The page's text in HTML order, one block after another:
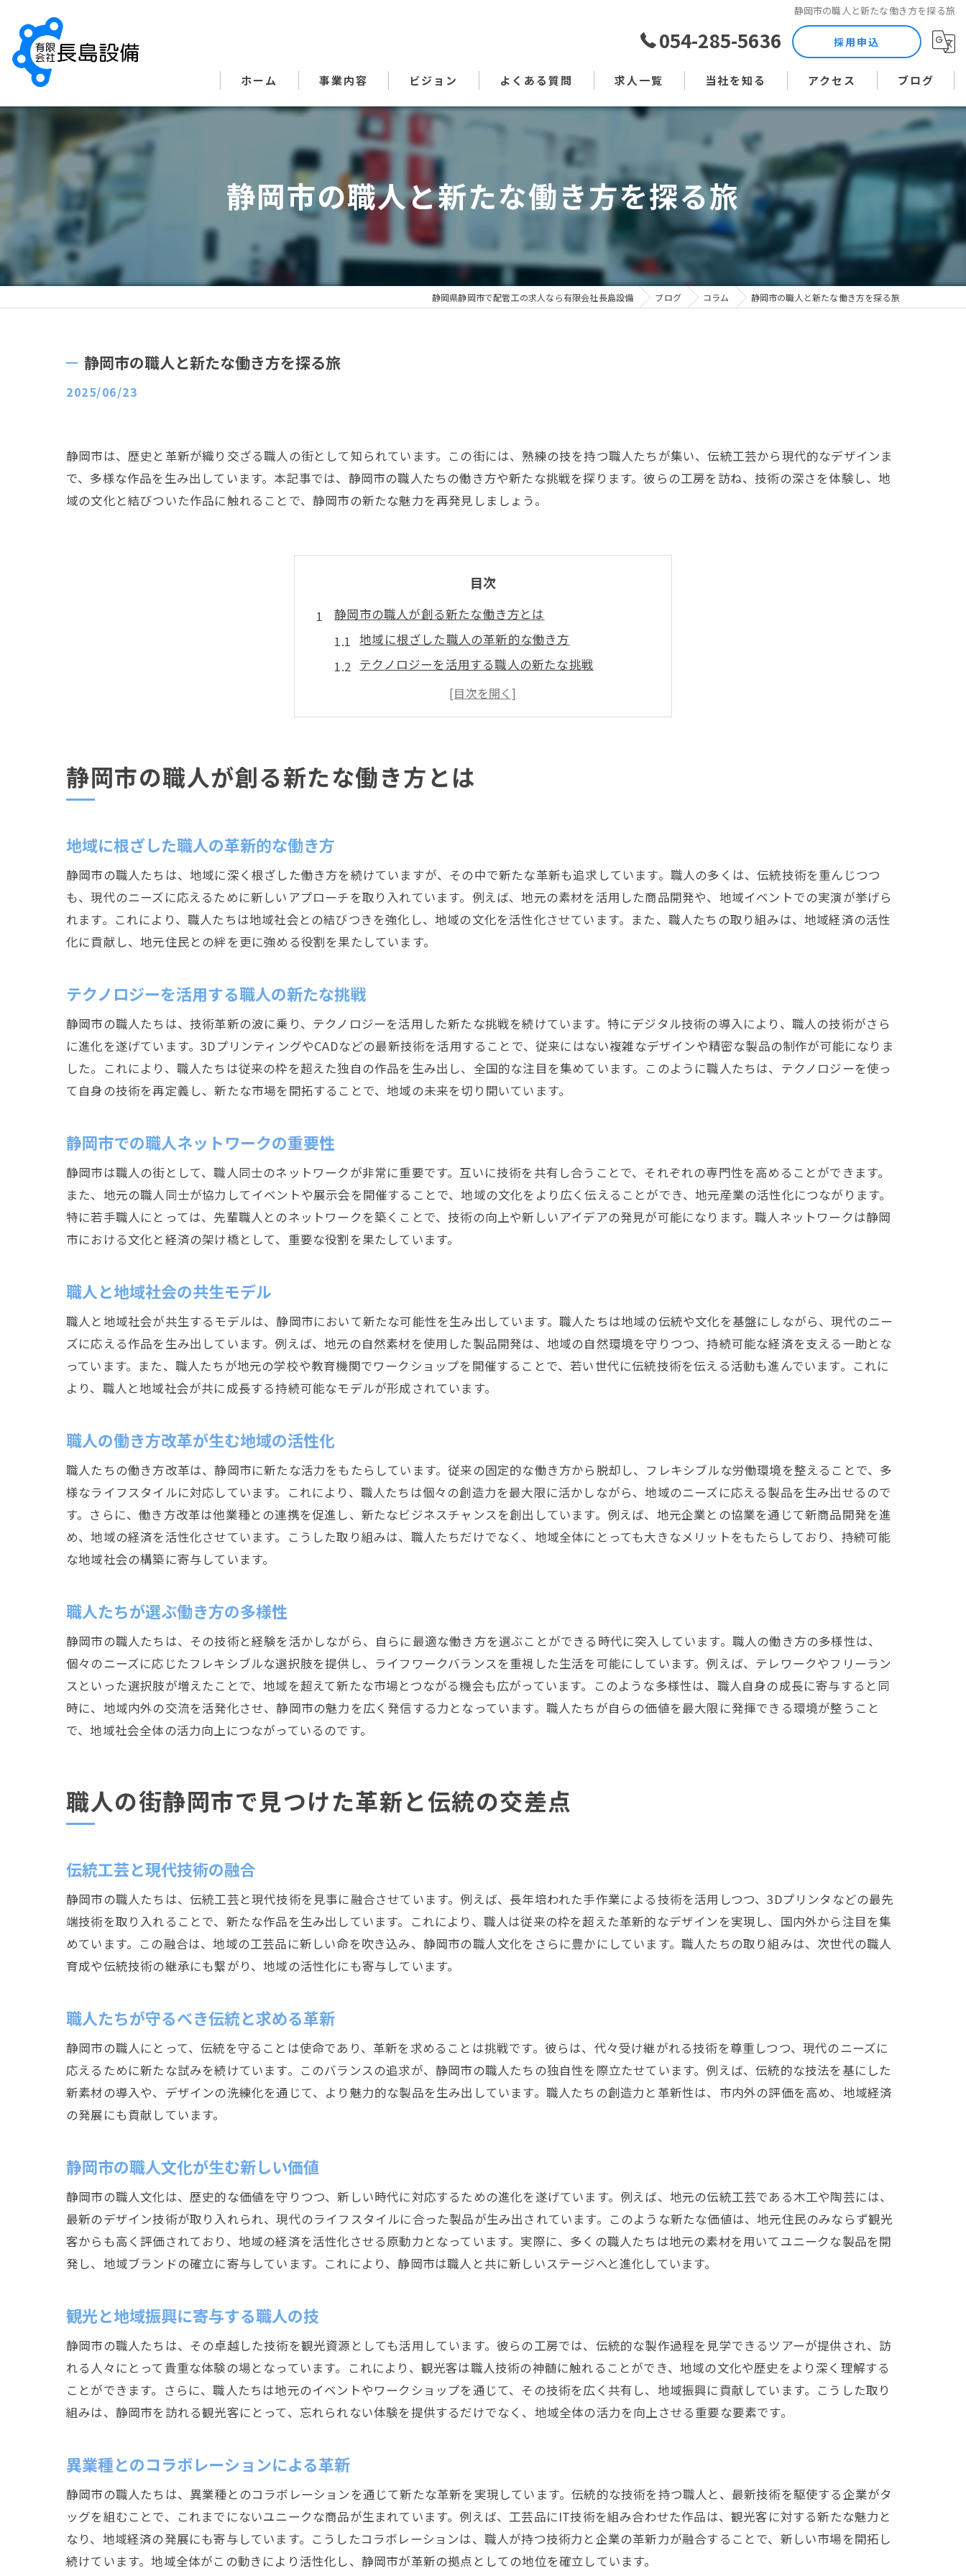
静岡市の職人と新たな働き方を探る旅
054-285-5636 採用申込
ホーム 事業内容 ビジョン よくある質問 求人一覧 当社を知る
土木作業員
現場監督
未経験
直行直帰
アクセス ブログ
コラム
静岡市の職人と新たな働き方を探る旅
静岡県静岡市で配管工の求人なら有限会社長島設備 ブログ コラム 静岡市の職人と新たな働き方を探る旅
静岡市の職人と新たな働き方を探る旅
2025/06/23
静岡市は、歴史と革新が織り交ざる職人の街として知られています。この街には、熟練の技を持つ職人たちが集い、伝統工芸から現代的なデザインま
で、多様な作品を生み出しています。本記事では、静岡市の職人たちの働き方や新たな挑戦を探ります。彼らの工房を訪ね、技術の深さを体験し、地
域の文化と結びついた作品に触れることで、静岡市の新たな魅力を再発見しましょう。
目次
静岡市の職人が創る新たな働き方とは
地域に根ざした職人の革新的な働き方
テクノロジーを活用する職人の新たな挑戦
静岡市での職人ネットワークの重要性
職人と地域社会の共生モデル
職人たちが選ぶ働き方の多様性
職人の街静岡市で見つけた革新と伝統の交差点
静岡市の職人文化が生む新しい価値
観光と地域振興に寄与する職人の技
異業種とのコラボレーションによる革新
職人が拓く静岡市の未来
工房での新技術導入事例
職人たちの共同プロジェクト
工房訪問で感じる職人たちの情熱
伝統を守り続ける工房の工夫
職人が集う場としての工房の役割
地域の素材を活かした職人の作品
職人作品に込められた自然と文化
住民が誇る静岡市の職人技
作品を通じて知る職人の哲学
職人の視点から見る静岡市の働き方改革
職人が提案する働き方改革のアイデア
働きやすさを追求する職人の工房
職人の経験が語る働き方の変遷
地域社会と連携した働き方改革
静岡市の職人たちが描く未来へのビジョン
職人たちが目指す次世代への継承
未来を見据えた職人たちの挑戦
職人が描く地域の未来像
伝統と革新が共存する静岡市の職人の魅力
歴史に根ざした職人の魅力
職人の技術革新が生む新しい価値
技術の伝承と未来への期待
地域と共に成長する職人たちの姿
地域活性化を牽引する職人の力
持続可能な職人文化のための取り組み
静岡市の職人が創る新たな働き方とは
地域に根ざした職人の革新的な働き方
静岡市の職人たちは、地域に深く根ざした働き方を続けていますが、その中で新たな革新も追求しています。職人の多くは、伝統技術を重んじつつ
も、現代のニーズに応えるために新しいアプローチを取り入れています。例えば、地元の素材を活用した商品開発や、地域イベントでの実演が挙げら
れます。これにより、職人たちは地域社会との結びつきを強化し、地域の文化を活性化させています。また、職人たちの取り組みは、地域経済の活性
化に貢献し、地元住民との絆を更に強める役割を果たしています。
テクノロジーを活用する職人の新たな挑戦
静岡市の職人たちは、技術革新の波に乗り、テクノロジーを活用した新たな挑戦を続けています。特にデジタル技術の導入により、職人の技術がさら
に進化を遂げています。3DプリンティングやCADなどの最新技術を活用することで、従来にはない複雑なデザインや精密な製品の制作が可能になりま
した。これにより、職人たちは従来の枠を超えた独自の作品を生み出し、全国的な注目を集めています。このように職人たちは、テクノロジーを使っ
て自身の技術を再定義し、新たな市場を開拓することで、地域の未来を切り開いています。
静岡市での職人ネットワークの重要性
静岡市は職人の街として、職人同士のネットワークが非常に重要です。互いに技術を共有し合うことで、それぞれの専門性を高めることができます。
また、地元の職人同士が協力してイベントや展示会を開催することで、地域の文化をより広く伝えることができ、地元産業の活性化につながります。
特に若手職人にとっては、先輩職人とのネットワークを築くことで、技術の向上や新しいアイデアの発見が可能になります。職人ネットワークは静岡
市における文化と経済の架け橋として、重要な役割を果たしています。
職人と地域社会の共生モデル
職人と地域社会が共生するモデルは、静岡市において新たな可能性を生み出しています。職人たちは地域の伝統や文化を基盤にしながら、現代のニー
ズに応える作品を生み出しています。例えば、地元の自然素材を使用した製品開発は、地域の自然環境を守りつつ、持続可能な経済を支える一助とな
っています。また、職人たちが地元の学校や教育機関でワークショップを開催することで、若い世代に伝統技術を伝える活動も進んでいます。これに
より、職人と地域社会が共に成長する持続可能なモデルが形成されています。
職人の働き方改革が生む地域の活性化
職人たちの働き方改革は、静岡市に新たな活力をもたらしています。従来の固定的な働き方から脱却し、フレキシブルな労働環境を整えることで、多
様なライフスタイルに対応しています。これにより、職人たちは個々の創造力を最大限に活かしながら、地域のニーズに応える製品を生み出せるので
す。さらに、働き方改革は他業種との連携を促進し、新たなビジネスチャンスを創出しています。例えば、地元企業との協業を通じて新商品開発を進
め、地域の経済を活性化させています。こうした取り組みは、職人たちだけでなく、地域全体にとっても大きなメリットをもたらしており、持続可能
な地域社会の構築に寄与しています。
職人たちが選ぶ働き方の多様性
静岡市の職人たちは、その技術と経験を活かしながら、自らに最適な働き方を選ぶことができる時代に突入しています。職人の働き方の多様性は、
個々のニーズに応じたフレキシブルな選択肢を提供し、ライフワークバランスを重視した生活を可能にしています。例えば、テレワークやフリーラン
スといった選択肢が増えたことで、地域を超えて新たな市場とつながる機会も広がっています。このような多様性は、職人自身の成長に寄与すると同
時に、地域内外の交流を活発化させ、静岡市の魅力を広く発信する力となっています。職人たちが自らの価値を最大限に発揮できる環境が整うこと
で、地域社会全体の活力向上につながっているのです。
職人の街静岡市で見つけた革新と伝統の交差点
伝統工芸と現代技術の融合
静岡市の職人たちは、伝統工芸と現代技術を見事に融合させています。例えば、長年培われた手作業による技術を活用しつつ、3Dプリンタなどの最先
端技術を取り入れることで、新たな作品を生み出しています。これにより、職人は従来の枠を超えた革新的なデザインを実現し、国内外から注目を集
めています。この融合は、地域の工芸品に新しい命を吹き込み、静岡市の職人文化をさらに豊かにしています。職人たちの取り組みは、次世代の職人
育成や伝統技術の継承にも繋がり、地域の活性化にも寄与しています。
職人たちが守るべき伝統と求める革新
静岡市の職人にとって、伝統を守ることは使命であり、革新を求めることは挑戦です。彼らは、代々受け継がれる技術を尊重しつつ、現代のニーズに
応えるために新たな試みを続けています。このバランスの追求が、静岡市の職人たちの独自性を際立たせています。例えば、伝統的な技法を基にした
新素材の導入や、デザインの洗練化を通じて、より魅力的な製品を生み出しています。職人たちの創造力と革新性は、市内外の評価を高め、地域経済
の発展にも貢献しています。
静岡市の職人文化が生む新しい価値
静岡市の職人文化は、歴史的な価値を守りつつ、新しい時代に対応するための進化を遂げています。例えば、地元の伝統工芸である木工や陶芸には、
最新のデザイン技術が取り入れられ、現代のライフスタイルに合った製品が生み出されています。このような新たな価値は、地元住民のみならず観光
客からも高く評価されており、地域の経済を活性化させる原動力となっています。実際に、多くの職人たちは地元の素材を用いてユニークな製品を開
発し、地域ブランドの確立に寄与しています。これにより、静岡市は職人と共に新しいステージへと進化しています。
観光と地域振興に寄与する職人の技
静岡市の職人たちは、その卓越した技術を観光資源としても活用しています。彼らの工房では、伝統的な製作過程を見学できるツアーが提供され、訪
れる人々にとって貴重な体験の場となっています。これにより、観光客は職人技術の神髄に触れることができ、地域の文化や歴史をより深く理解する
ことができます。さらに、職人たちは地元のイベントやワークショップを通じて、その技術を広く共有し、地域振興に貢献しています。こうした取り
組みは、静岡市を訪れる観光客にとって、忘れられない体験を提供するだけでなく、地域全体の活力を向上させる重要な要素です。
異業種とのコラボレーションによる革新
静岡市の職人たちは、異業種とのコラボレーションを通じて新たな革新を実現しています。伝統的な技術を持つ職人と、最新技術を駆使する企業がタ
ッグを組むことで、これまでにないユニークな商品が生まれています。例えば、工芸品にIT技術を組み合わせた作品は、観光客に対する新たな魅力と
なり、地域経済の発展にも寄与しています。こうしたコラボレーションは、職人が持つ技術力と企業の革新力が融合することで、新しい市場を開拓し
続けています。地域全体がこの動きにより活性化し、静岡市が革新の拠点としての地位を確立しています。